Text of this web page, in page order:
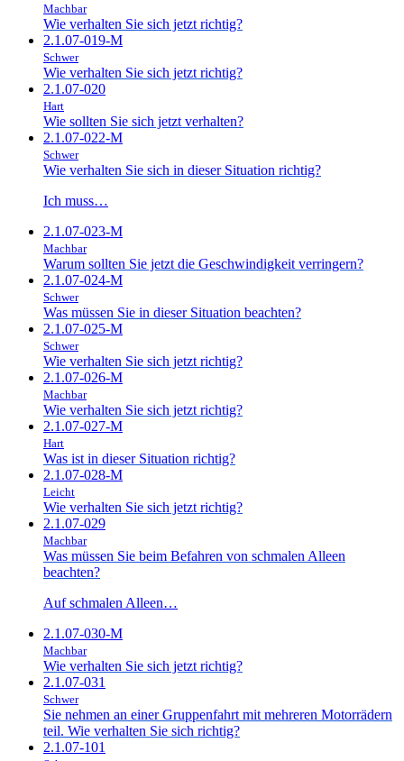
Machbar
Wie verhalten Sie sich jetzt richtig?
2.1.07-019-M
Schwer
Wie verhalten Sie sich jetzt richtig?
2.1.07-020
Hart
Wie sollten Sie sich jetzt verhalten?
2.1.07-022-M
Schwer
Wie verhalten Sie sich in dieser Situation richtig?
Ich muss…
2.1.07-023-M
Machbar
Warum sollten Sie jetzt die Geschwindigkeit verringern?
2.1.07-024-M
Schwer
Was müssen Sie in dieser Situation beachten?
2.1.07-025-M
Schwer
Wie verhalten Sie sich jetzt richtig?
2.1.07-026-M
Machbar
Wie verhalten Sie sich jetzt richtig?
2.1.07-027-M
Hart
Was ist in dieser Situation richtig?
2.1.07-028-M
Leicht
Wie verhalten Sie sich jetzt richtig?
2.1.07-029
Machbar
Was müssen Sie beim Befahren von schmalen Alleen
beachten?
Auf schmalen Alleen…
2.1.07-030-M
Machbar
Wie verhalten Sie sich jetzt richtig?
2.1.07-031
Schwer
Sie nehmen an einer Gruppenfahrt mit mehreren Motorrädern
teil. Wie verhalten Sie sich richtig?
2.1.07-101